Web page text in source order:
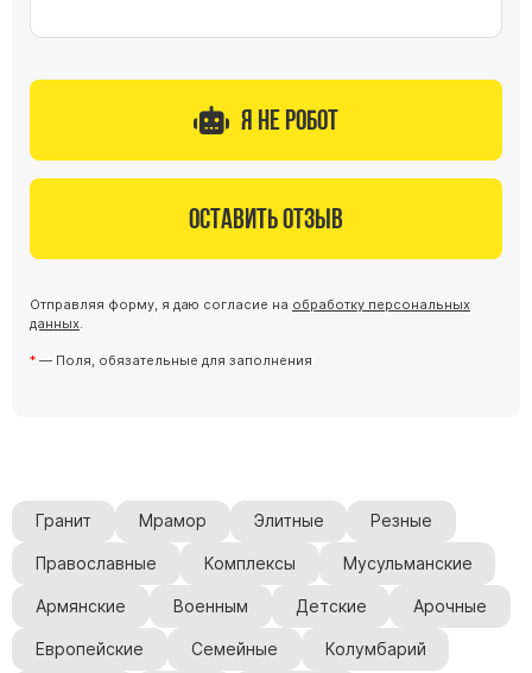
Я не робот
Оставить отзыв
Отправляя форму, я даю согласие на обработку персональных
данных
— Поля, обязательные для заполнения
Гранит Мрамор Элитные Резные
Православные Комплексы Мусульманские
Армянские Военным Детские Арочные
Европейские Семейные Колумбарий